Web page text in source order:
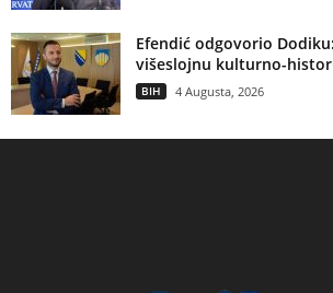
Efendić odgovorio
višeslojnu kulturno-
BIH 4 Augusta, 2026